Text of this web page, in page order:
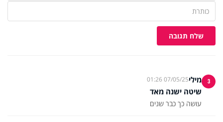
שלח תגובה
3 מילי07/05/25 01:26
שיטה ישנה מאד
עושה כך כבר שנים